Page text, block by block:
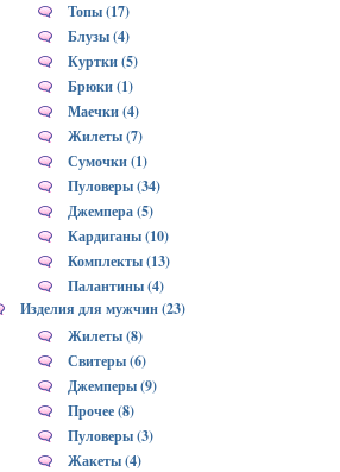
Топы (17)
Блузы (4)
Куртки (5)
Брюки (1)
Маечки (4)
Жилеты (7)
Сумочки (1)
Пуловеры (34)
Джемпера (5)
Кардиганы (10)
Комплекты (13)
Палантины (4)
Изделия для мужчин (23)
Жилеты (8)
Свитеры (6)
Джемперы (9)
Прочее (8)
Пуловеры (3)
Жакеты (4)